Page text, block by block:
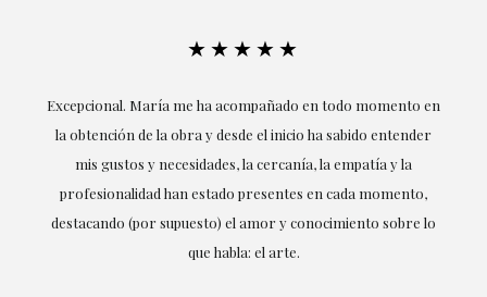
★★★★★
Excepcional. María me ha acompañado en todo momento en
la obtención de la obra y desde el inicio ha sabido entender
mis gustos y necesidades, la cercanía, la empatía y la
profesionalidad han estado presentes en cada momento,
destacando (por supuesto) el amor y conocimiento sobre lo
que habla: el arte.